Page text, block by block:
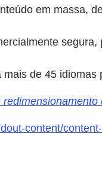
em massa,
de 45
content/